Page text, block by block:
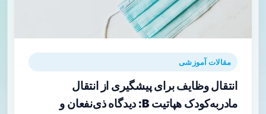
مقالات آموزشی
انتقال وظایف برای پیشگیری از انتقال
مادر‌به‌کودک هپاتیت B: دیدگاه ذی‌نفعان و